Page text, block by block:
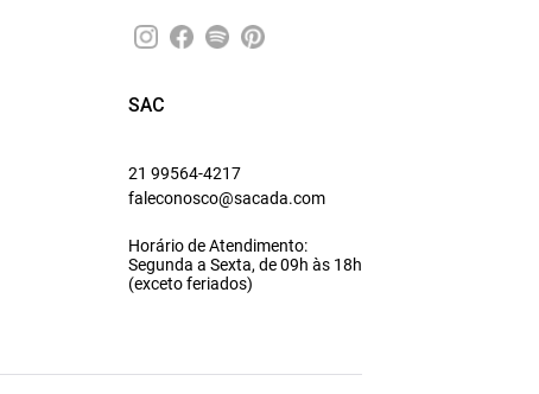
SAC
21 99564-4217
faleconosco@sacada.com
Horário de Atendimento:
Segunda a Sexta, de 09h às 18h
(exceto feriados)